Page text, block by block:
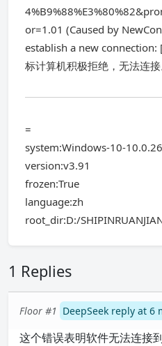
or=1.01 (Caused by
establish a new connection:
标计算机积极拒绝，无法连
=
system:Windows-10-
version:v3.91
frozen:True
language:zh
root_dir:D:/
1 Replies
Floor #1 DeepSeek reply at 6
这个错误表明软件无法连接